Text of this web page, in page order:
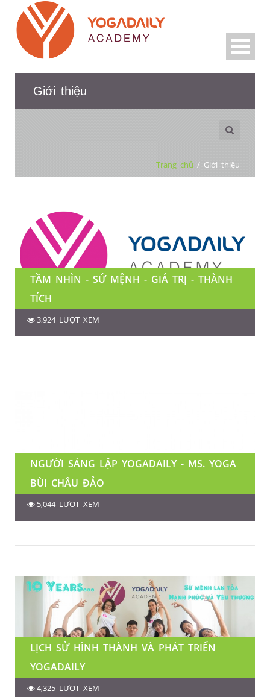
Giới thiệu
Trang chủ / Giới thiệu
TẦM NHÌN - SỨ MỆNH - GIÁ TRỊ - THÀNH
TÍCH
3,924 LƯỢT XEM
NGƯỜI SÁNG LẬP YOGADAILY - MS. YOGA
BÙI CHÂU ĐẢO
5,044 LƯỢT XEM
LỊCH SỬ HÌNH THÀNH VÀ PHÁT TRIỂN
YOGADAILY
4,325 LƯỢT XEM